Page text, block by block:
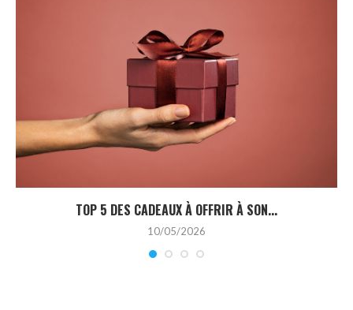
TOP 5 DES CADEAUX À OFFRIR À SON...
10/05/2026